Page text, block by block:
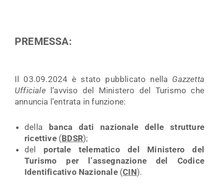
PREMESSA:
Il 03.09.2024 è stato pubblicato nella Gazzetta
Ufficiale l’avviso del Ministero del Turismo che
annuncia l’entrata in funzione:
della
banca dati nazionale delle strutture
ricettive(BDSR);
del portale telematico del Ministero del
Turismo per l’assegnazione del Codice
Identificativo Nazionale(CIN).